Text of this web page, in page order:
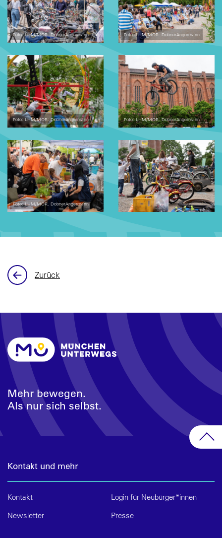
Foto: LHM/MOR: DobnerAngermann Foto: LHM/MOR: DobnerAngermann
Foto: LHM/MOR: DobnerAngermann Foto: LHM/MOR: DobnerAngermann
Foto: LHM/MOR, DobnerAngermann
Zurück
Mehr bewegen.
Als nur sich selbst.
Kontakt und mehr
Kontakt
Login für Neubürger*innen
Newsletter
Presse